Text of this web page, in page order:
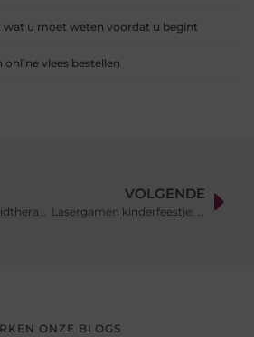
wat u moet weten voordat u begint
vlees bestellen
De essentie van huidtherapie bij een specialistische kliniek
VOLGENDE
Lasergamen kinderfeestje: de ultieme avonturendag
ONZE BLOGS